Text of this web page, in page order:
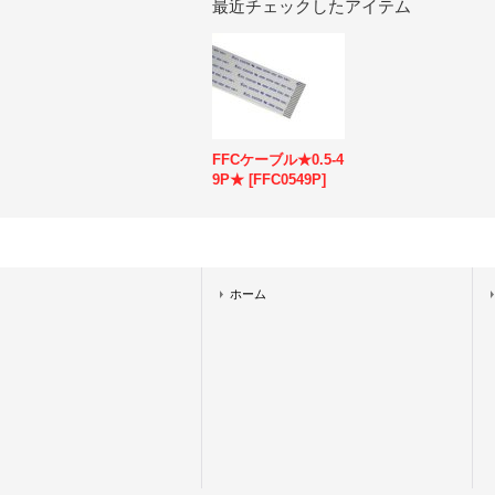
最近チェックしたアイテム
FFCケーブル★0.5-4
9P★ [FFC0549P]
ホーム